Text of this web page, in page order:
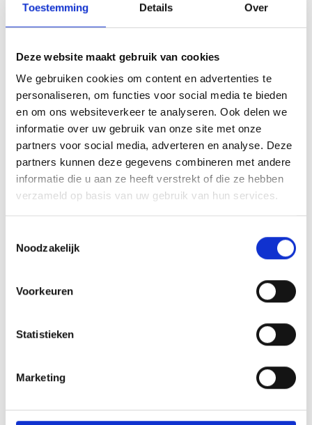
Toestemming Details Over
Deze website maakt gebruik van cookies
We gebruiken cookies om content en advertenties te
personaliseren, om functies voor social media te bieden
en om ons websiteverkeer te analyseren. Ook delen we
informatie over uw gebruik van onze site met onze
partners voor social media, adverteren en analyse. Deze
partners kunnen deze gegevens combineren met andere
informatie die u aan ze heeft verstrekt of die ze hebben
verzameld op basis van uw gebruik van hun services.
Noodzakelijk
Voorkeuren
Statistieken
Marketing
deponeer deze in de speciale Jumbo-BlauwGeel brievenbus in de
filialen.
Wekelijks verloten de beide Veghelse filialen een NIKE-voetbal, een
Blauwgeel voetbalshirt en ook toegangskaarten, tijdens eerste
thuiswedstrijd in het nieuwe seizoen, van de speciale BlauwGeel-
businessclub.
Heel belangrijk is natuurlijk dat u, samen met Jumbo en de Veghelse
filialen, onze eigen jeugd meer dan enorm helpt……. gewoon, simpel
en eenvoudig met u gebruikelijke bezoek aan de Jumbo
Supermarkten in Veghel.